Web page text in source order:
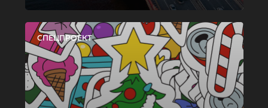
СПЕЦПРОЕКТ